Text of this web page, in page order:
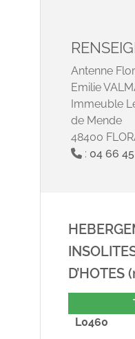
Antenne
Emilie
Immeuble
de Mende
48400
: 04 66
L0460